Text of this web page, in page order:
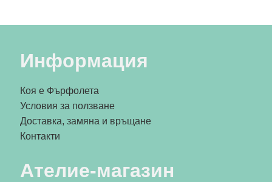
Информация
Коя е Фърфолета
Условия за ползване
Доставка, замяна и връщане
Контакти
Ателие-магазин